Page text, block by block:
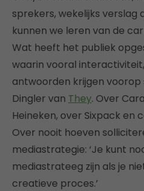
sprekers, wekelijks verslag
kunnen we leren van de
Wat heeft het publiek
waarin vooral
antwoorden krijgen voorop
Dingler van They. Over
Heineken, over Sixpack en
Over nooit hoeven
mediastrategie: ‘Je kunt
mediastrateeg zijn als je
creatieve proces.’